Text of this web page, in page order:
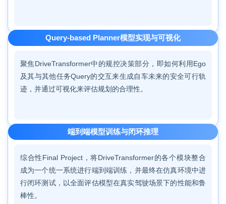
Query-based Planner模型实现与可视化
聚焦DriveTransformer中的规控决策部分，即如何利用Ego
及其与其他任务Query的交互来生成自车未来的安全可行轨
迹，并通过可视化来评估规划的合理性。
端到端模型训练与闭环推理
综合性Final Project，将DriveTransformer的各个模块整合
成为一个统一系统进行端到端训练，并最终在仿真环境中进
行闭环测试，以全面评估模型在真实驾驶场景下的性能和鲁
棒性。